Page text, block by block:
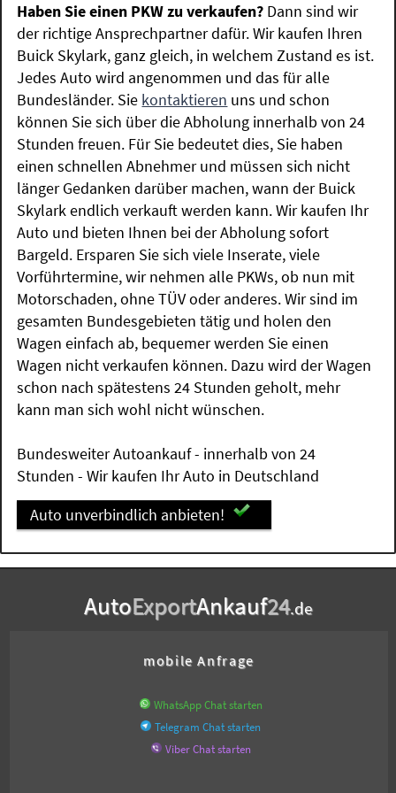
Haben Sie einen PKW zu verkaufen? Dann sind wir
der richtige Ansprechpartner dafür. Wir kaufen Ihren
Buick Skylark, ganz gleich, in welchem Zustand es ist.
Jedes Auto wird angenommen und das für alle
Bundesländer. Sie kontaktieren uns und schon
können Sie sich über die Abholung innerhalb von 24
Stunden freuen. Für Sie bedeutet dies, Sie haben
einen schnellen Abnehmer und müssen sich nicht
länger Gedanken darüber machen, wann der Buick
Skylark endlich verkauft werden kann. Wir kaufen Ihr
Auto und bieten Ihnen bei der Abholung sofort
Bargeld. Ersparen Sie sich viele Inserate, viele
Vorführtermine, wir nehmen alle PKWs, ob nun mit
Motorschaden, ohne TÜV oder anderes. Wir sind im
gesamten Bundesgebieten tätig und holen den
Wagen einfach ab, bequemer werden Sie einen
Wagen nicht verkaufen können. Dazu wird der Wagen
schon nach spätestens 24 Stunden geholt, mehr
kann man sich wohl nicht wünschen.
Bundesweiter Autoankauf - innerhalb von 24
Stunden - Wir kaufen Ihr Auto in Deutschland
Auto unverbindlich anbieten!
AutoExportAnkauf24.de
mobile Anfrage
WhatsApp Chat starten
Telegram Chat starten
Viber Chat starten